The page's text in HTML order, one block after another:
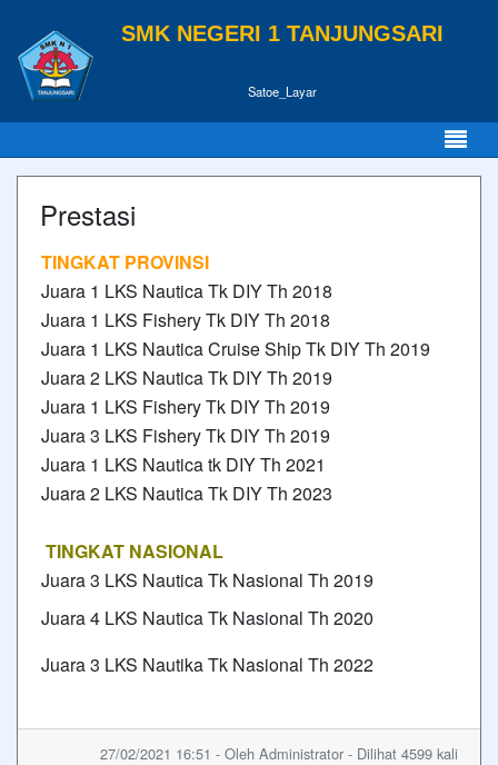
SMK NEGERI 1 TANJUNGSARI
Satoe_Layar
Prestasi
TINGKAT PROVINSI
Juara 1 LKS Nautica Tk DIY Th 2018
Juara 1 LKS Fishery Tk DIY Th 2018
Juara 1 LKS Nautica Cruise Ship Tk DIY Th 2019
Juara 2 LKS Nautica Tk DIY Th 2019
Juara 1 LKS Fishery Tk DIY Th 2019
Juara 3 LKS Fishery Tk DIY Th 2019
Juara 1 LKS Nautica tk DIY Th 2021
Juara 2 LKS Nautica Tk DIY Th 2023
TINGKAT NASIONAL
Juara 3 LKS Nautica Tk Nasional Th 2019
Juara 4 LKS Nautica Tk Nasional Th 2020
Juara 3 LKS Nautika Tk Nasional Th 2022
27/02/2021 16:51 - Oleh Administrator - Dilihat 4599 kali